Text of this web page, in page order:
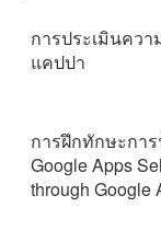
การประเมินคว
แคปปา
การฝึกทักษะกา
Google Apps
through Google